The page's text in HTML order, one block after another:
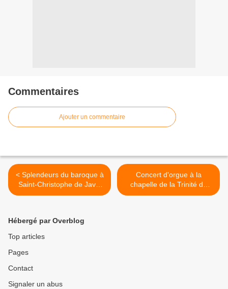
Commentaires
Ajouter un commentaire
< Splendeurs du baroque à
Saint-Christophe de Javel
Paris 15e
Concert d'orgue à la
chapelle de la Trinité du
château de Fontainebleau >
Hébergé par Overblog
Top articles
Pages
Contact
Signaler un abus